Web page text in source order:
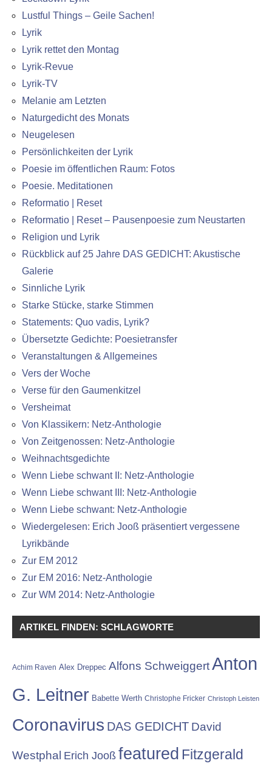
Lustful Things – Geile Sachen!
Lyrik
Lyrik rettet den Montag
Lyrik-Revue
Lyrik-TV
Melanie am Letzten
Naturgedicht des Monats
Neugelesen
Persönlichkeiten der Lyrik
Poesie im öffentlichen Raum: Fotos
Poesie. Meditationen
Reformatio | Reset
Reformatio | Reset – Pausenpoesie zum Neustarten
Religion und Lyrik
Rückblick auf 25 Jahre DAS GEDICHT: Akustische
Galerie
Sinnliche Lyrik
Starke Stücke, starke Stimmen
Statements: Quo vadis, Lyrik?
Übersetzte Gedichte: Poesietransfer
Veranstaltungen & Allgemeines
Vers der Woche
Verse für den Gaumenkitzel
Versheimat
Von Klassikern: Netz-Anthologie
Von Zeitgenossen: Netz-Anthologie
Weihnachtsgedichte
Wenn Liebe schwant II: Netz-Anthologie
Wenn Liebe schwant III: Netz-Anthologie
Wenn Liebe schwant: Netz-Anthologie
Wiedergelesen: Erich Jooß präsentiert vergessene
Lyrikbände
Zur EM 2012
Zur EM 2016: Netz-Anthologie
Zur WM 2014: Netz-Anthologie
ARTIKEL FINDEN: SCHLAGWORTE
Achim Raven Alex Dreppec Alfons SchweiggertAnton
G. Leitner Babette Werth Christophe Fricker Christoph Leisten
Coronavirus DAS GEDICHT David
Westphal Erich Jooß featured Fitzgerald